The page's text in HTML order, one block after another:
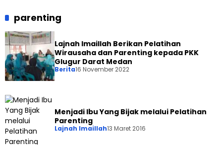
parenting
Lajnah Imaillah Berikan Pelatihan
Wirausaha dan Parenting kepada PKK
Glugur Darat Medan
Berita16 November 2022
Menjadi Ibu Yang Bijak melalui Pelatihan
Parenting
Lajnah Imaillah13 Maret 2016